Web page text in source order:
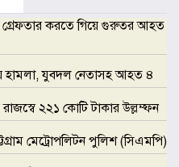
গ্রেফতার করতে গিয়ে গুরুতর আহত
হামলা, যুবদল নেতাসহ আহত ৪
২২১ কোটি টাকার উল্লম্ফন
মেট্রোপলিটন পুলিশ (সিএমপি)